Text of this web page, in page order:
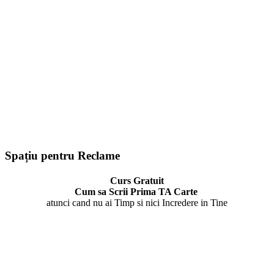
Spațiu pentru Reclame
Curs Gratuit
Cum sa Scrii Prima TA Carte
atunci cand nu ai Timp si nici Incredere in Tine